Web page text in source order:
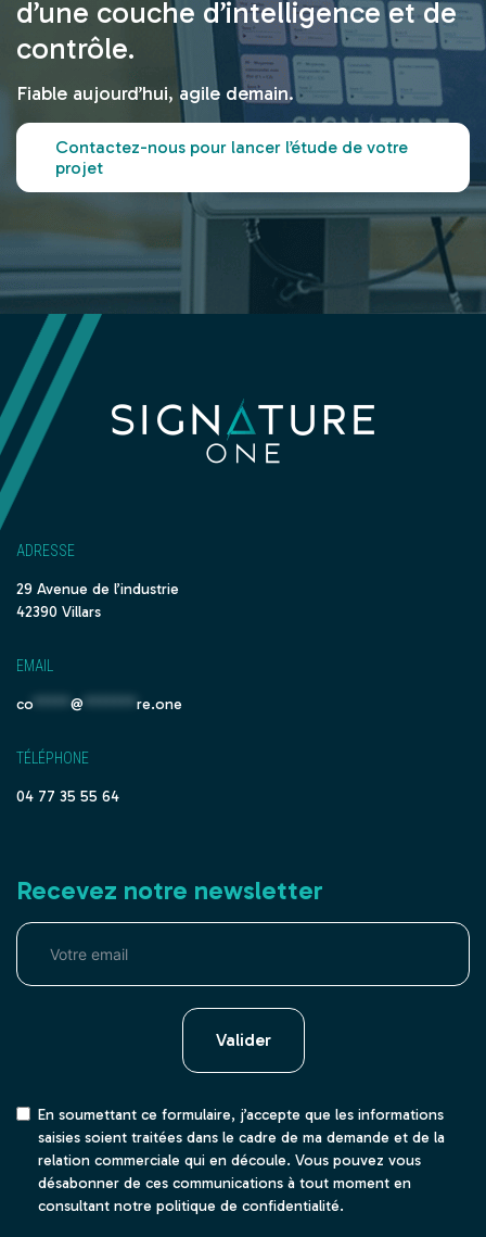
d’une couche d’intelligence et de
contrôle.
Fiable aujourd’hui, agile demain.
Contactez-nous pour lancer l’étude de votre
projet
ADRESSE
29 Avenue de l’industrie
42390 Villars
EMAIL
co***** @ ******* re.one
TÉLÉPHONE
04 77 35 55 64
Recevez notre newsletter
Valider
En soumettant ce formulaire, j’accepte que les informations
saisies soient traitées dans le cadre de ma demande et de la
relation commerciale qui en découle. Vous pouvez vous
désabonner de ces communications à tout moment en
consultant notre politique de confidentialité.